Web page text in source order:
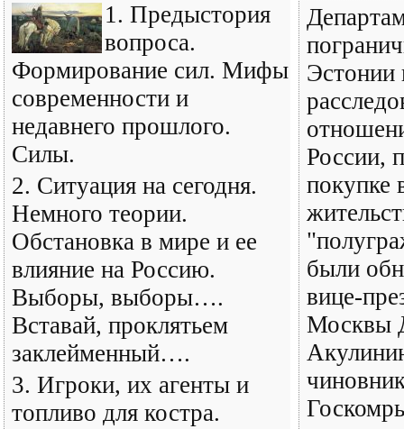
1. Предыстория
вопроса.
Формирование сил. Мифы
современности и
недавнего прошлого.
Силы.
2. Ситуация на сегодня.
Немного теории.
Обстановка в мире и ее
влияние на Россию.
Выборы, выборы….
Вставай, проклятьем
заклейменный….
3. Игроки, их агенты и
топливо для костра.
Эстонии
России,
покупке
были
вице-
Москвы